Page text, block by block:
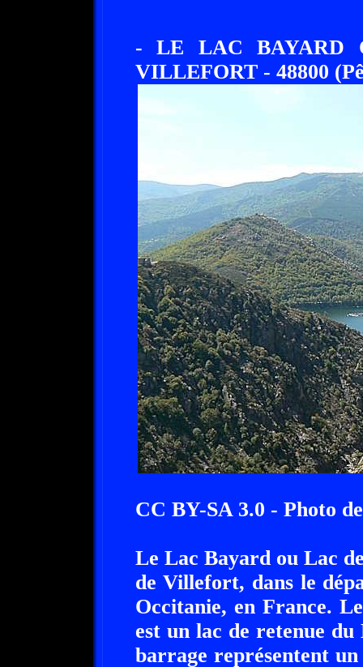
- LE LAC BAYARD
VILLEFORT - 48800
CC BY-SA 3.0 - Photo
Le Lac Bayard ou Lac
de Villefort, dans le
Occitanie, en France.
est un lac de retenue
barrage représentent